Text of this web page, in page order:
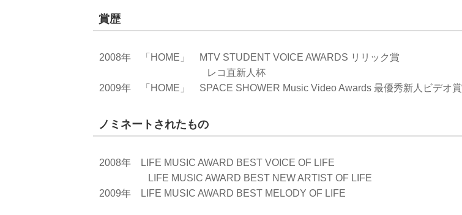
賞歴
2008年 「HOME」 MTV STUDENT VOICE AWARDS リリック賞
レコ直新人杯
2009年 「HOME」 SPACE SHOWER Music Video Awards 最優秀新人ビデオ賞
ノミネートされたもの
2008年 LIFE MUSIC AWARD BEST VOICE OF LIFE
LIFE MUSIC AWARD BEST NEW ARTIST OF LIFE
2009年 LIFE MUSIC AWARD BEST MELODY OF LIFE